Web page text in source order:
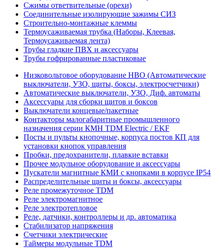
Сжимы ответвительные (орехи)
Соединительные изолирующие зажимы СИЗ
Строительно-монтажные клеммы
Термоусаживаемая трубка (Наборы, Клеевая,
Термоусаживаемая лента)
Трубы гладкие ПВХ и аксессуары
Трубы гофрированные пластиковые
Низковольтовое оборудование НВО (Автоматические
выключатели, УЗО, щиты, боксы, электросчетчики)
Автоматические выключатели, УЗО, Диф. автоматы
Аксессуары для сборки щитов и боксов
Выключатели концевые/пакетные
Контакторы малогабаритные промышленного
назначения серии КМН TDM Electric / EKF
Посты и пульты кнопочные, корпуса постов КП для
установки кнопок управления
Пробки, предохранители, плавкие вставки
Прочее модульное оборудование и аксессуары
Пускатели магнитные КМИ с кнопками в корпусе IP54
Распределительные щиты и боксы, аксессуары
Реле промежуточное TDM
Реле электромагнитное
Реле электротепловое
Реле, датчики, контроллеры и др. автоматика
Стабилизатор напряжения
Счетчики электрические
Таймеры модульные TDM